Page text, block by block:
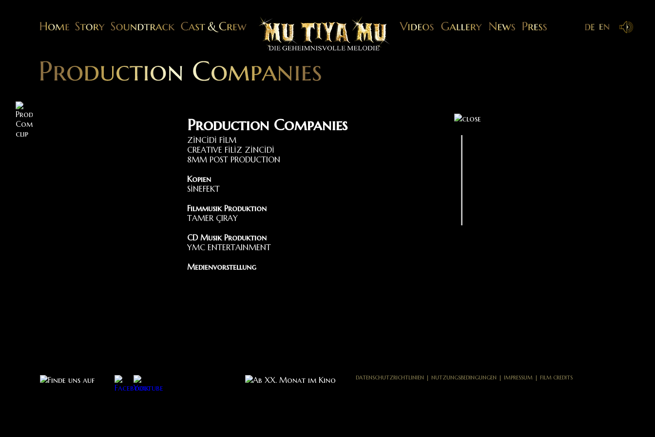
Production Companies
ZİNCİDİ FİLM
CREATIVE FİLİZ ZİNCİDİ
8MM POST PRODUCTION
Kopien
SİNEFEKT
Filmmusik Produktion
TAMER ÇIRAY
CD Musik Produktion
YMC ENTERTAINMENT
Medienvorstellung
DATENSCHUTZRICHTLINIEN | NUTZUNGSBEDINGUNGEN | IMPRESSUM | FILM CREDITS